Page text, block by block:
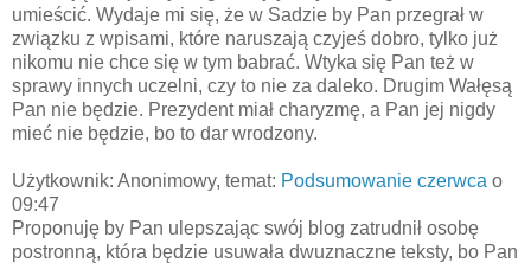
umieścić. Wydaje mi się, że w Sadzie by Pan przegrał w
związku z wpisami, które naruszają czyjeś dobro, tylko już
nikomu nie chce się w tym babrać. Wtyka się Pan też w
sprawy innych uczelni, czy to nie za daleko. Drugim Wałęsą
Pan nie będzie. Prezydent miał charyzmę, a Pan jej nigdy
mieć nie będzie, bo to dar wrodzony.
Użytkownik: Anonimowy, temat: Podsumowanie czerwca o
09:47
Proponuję by Pan ulepszając swój blog zatrudnił osobę
postronną, która będzie usuwała dwuznaczne teksty, bo Pan